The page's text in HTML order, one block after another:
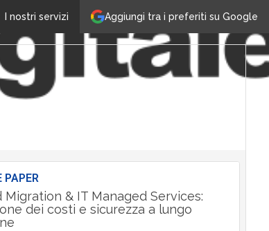
Aggiungi tra i preferiti su Google
I nostri servizi
PAPER
Migration & IT Managed Services:
dei costi e sicurezza a lungo